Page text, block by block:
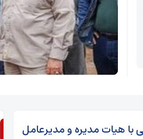
با هیات مدیره و مدیرعامل